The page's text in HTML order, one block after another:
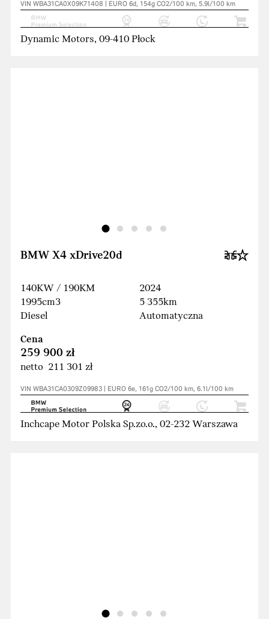
VIN WBA31CA0X09K71408 | EURO 6d, 154g CO2/100 km, 5.9l/100 km
Dynamic Motors, 09-410 Płock
BMW X4 xDrive20d
140KW / 190KM
1995cm3
Diesel
2024
5 355km
Automatyczna
Cena
259 900 zł
netto 211 301 zł
VIN WBA31CA0309Z09983 | EURO 6e, 161g CO2/100 km, 6.1l/100 km
Inchcape Motor Polska Sp.zo.o., 02-232 Warszawa